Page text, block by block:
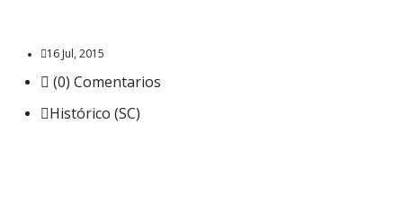
16 Jul, 2015
(0) Comentarios
Histórico (SC)